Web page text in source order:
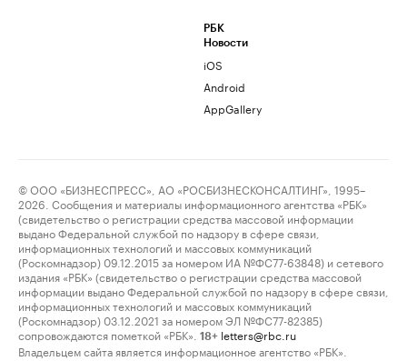
РБК
Новости
iOS
Android
AppGallery
© ООО «БИЗНЕСПРЕСС», АО «РОСБИЗНЕСКОНСАЛТИНГ», 1995–
2026. Сообщения и материалы информационного агентства «РБК»
(свидетельство о регистрации средства массовой информации
выдано Федеральной службой по надзору в сфере связи,
информационных технологий и массовых коммуникаций
(Роскомнадзор) 09.12.2015 за номером ИА №ФС77-63848) и сетевого
издания «РБК» (свидетельство о регистрации средства массовой
информации выдано Федеральной службой по надзору в сфере связи,
информационных технологий и массовых коммуникаций
(Роскомнадзор) 03.12.2021 за номером ЭЛ №ФС77-82385)
сопровождаются пометкой «РБК».
18+ letters@rbc.ru
Владельцем сайта является информационное агентство «РБК».